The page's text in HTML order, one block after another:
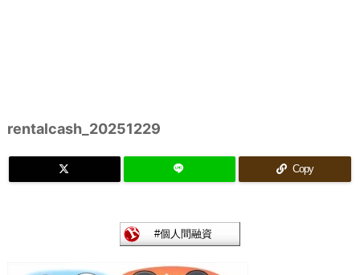
rentalcash_20251229
Copy